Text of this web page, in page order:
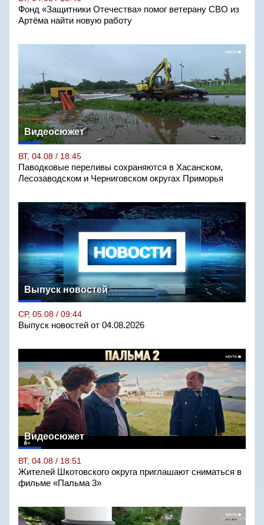
Фонд «Защитники Отечества» помог ветерану СВО из
Артёма найти новую работу
Видеосюжет
ВТ, 04.08 / 18:45
Паводковые переливы сохраняются в Хасанском,
Лесозаводском и Черниговском округах Приморья
Выпуск новостей
СР, 05.08 / 09:44
Выпуск новостей от 04.08.2026
Видеосюжет
ВТ, 04.08 / 18:51
Жителей Шкотовского округа приглашают сниматься в
фильме «Пальма 3»